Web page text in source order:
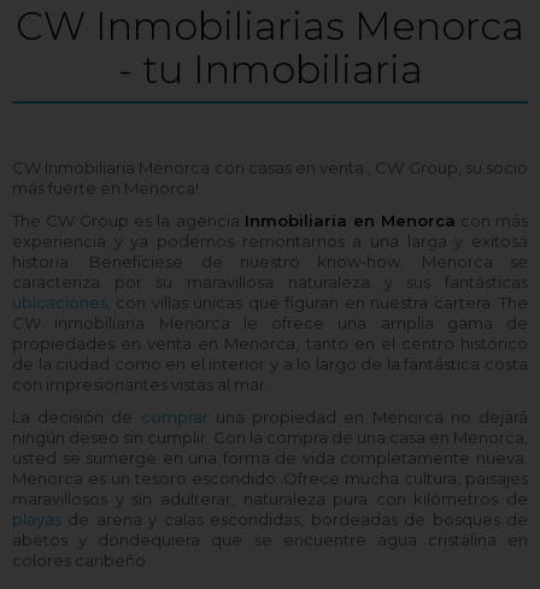
CW Inmobiliarias Menorca
- tu Inmobiliaria
CW Inmobiliaria Menorca con casas en venta , CW Group, su socio
más fuerte en Menorca!
The CW Group es la agencia Inmobiliaria en Menorca con más
experiencia y ya podemos remontarnos a una larga y exitosa
historia. Benefíciese de nuestro know-how. Menorca se
caracteriza por su maravillosa naturaleza y sus fantásticas
ubicaciones , con villas únicas que figuran en nuestra cartera. The
CW Inmobiliaria Menorca le ofrece una amplia gama de
propiedades en venta en Menorca, tanto en el centro histórico
de la ciudad como en el interior y a lo largo de la fantástica costa
con impresionantes vistas al mar.
La decisión de comprar una propiedad en Menorca no dejará
ningún deseo sin cumplir. Con la compra de una casa en Menorca,
usted se sumerge en una forma de vida completamente nueva.
Menorca es un tesoro escondido. Ofrece mucha cultura, paisajes
maravillosos y sin adulterar, naturaleza pura con kilómetros de
playas de arena y calas escondidas, bordeadas de bosques de
abetos y dondequiera que se encuentre agua cristalina en
colores caribeño.